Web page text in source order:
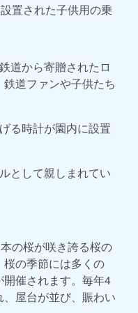
置された子供用の乗
道から寄贈されたロ
道ファンや子供たち
る時計が園内に設置
として親しまれてい
の桜が咲き誇る桜の
の季節には多くの
催されます。毎年4
屋台が並び、賑わい